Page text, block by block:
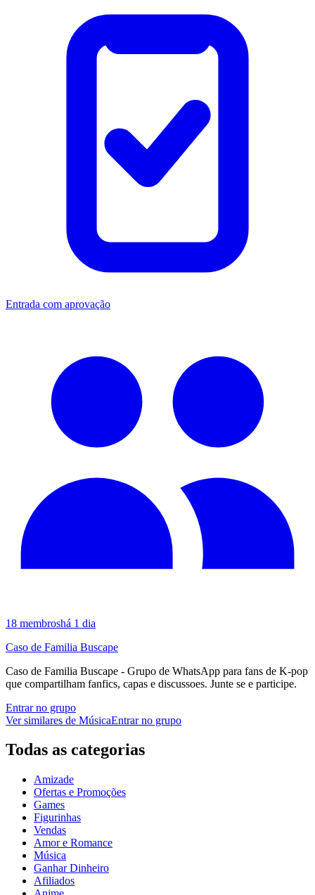
Entrada com aprovação
18 membroshá 1 dia
Caso de Familia Buscape
Caso de Familia Buscape - Grupo de WhatsApp para fans de K-pop
que compartilham fanfics, capas e discussoes. Junte se e participe.
Entrar no grupo
Ver similares de MúsicaEntrar no grupo
Todas as categorias
Amizade
Ofertas e Promoções
Games
Figurinhas
Vendas
Amor e Romance
Música
Ganhar Dinheiro
Afiliados